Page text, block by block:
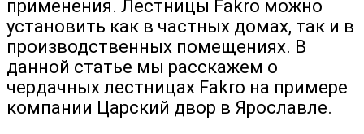
применения. Лестницы Fakro можно
установить как в частных домах, так и в
производственных помещениях. В
данной статье мы расскажем о
чердачных лестницах Fakro на примере
компании Царский двор в Ярославле.